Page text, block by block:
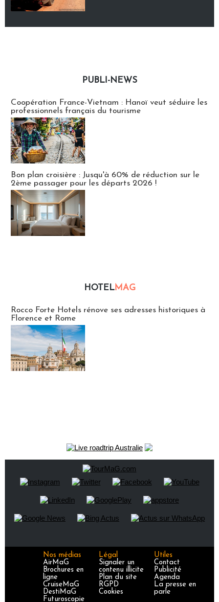
PUBLI-NEWS
Coopération France-Vietnam : Hanoï veut séduire les
professionnels français du tourisme
Bon plan croisière : Jusqu'à 60% de réduction sur le
2ème passager pour les départs 2026 !
HOTELMAG
Rocco Forte Hotels rénove ses adresses historiques à
Florence et Rome
Nos médias
AirMaG
Brochures en
ligne
CruiseMaG
DestiMaG
Futuroscopie
Légal
Signaler un
contenu illicite
Plan du site
RGPD
Cookies
Utiles
Contact
Publicité
Agenda
La presse en
parle